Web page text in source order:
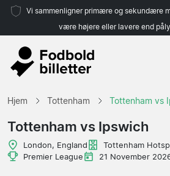
Vi sammenligner primære og sekundære
være højere eller lavere end
Rejsebureauer
Hjem Tottenham Tottenham vs
Tottenham vs Ipswich
London, England
Tottenham
Premier League
21 November